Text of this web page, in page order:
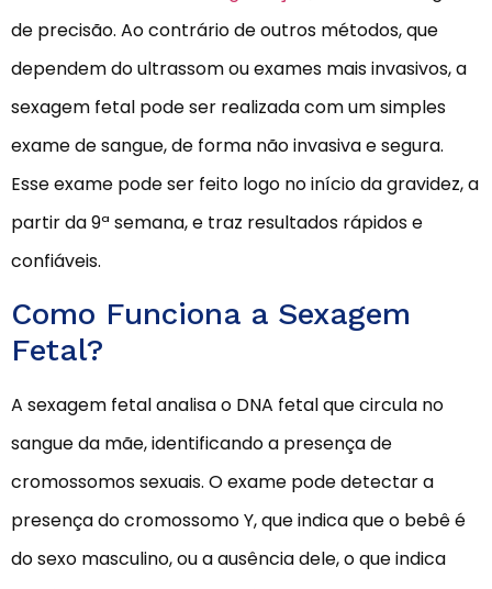
de precisão. Ao contrário de outros métodos, que
dependem do ultrassom ou exames mais invasivos, a
sexagem fetal pode ser realizada com um simples
exame de sangue, de forma não invasiva e segura.
Esse exame pode ser feito logo no início da gravidez, a
partir da 9ª semana, e traz resultados rápidos e
confiáveis.
Como Funciona a Sexagem
Fetal?
A sexagem fetal analisa o DNA fetal que circula no
sangue da mãe, identificando a presença de
cromossomos sexuais. O exame pode detectar a
presença do cromossomo Y, que indica que o bebê é
do sexo masculino, ou a ausência dele, o que indica